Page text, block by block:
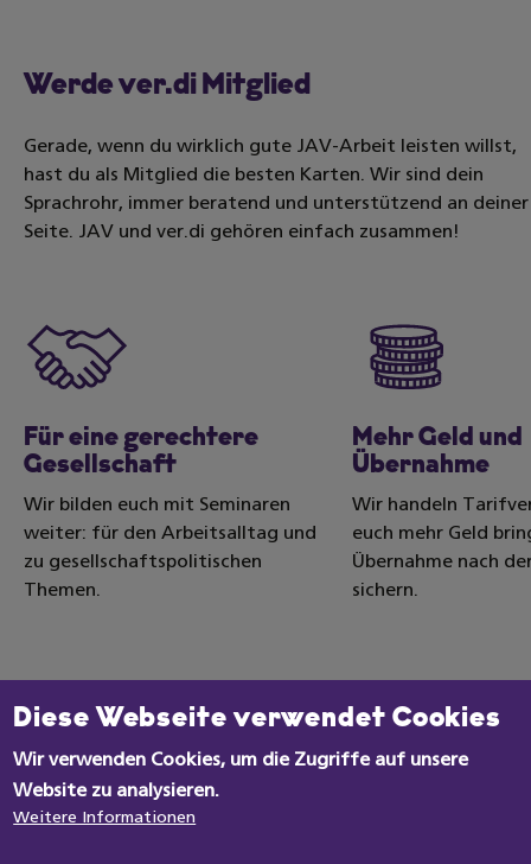
Werde ver.di Mitglied
Gerade, wenn du wirklich gute JAV-Arbeit leisten willst,
hast du als Mitglied die besten Karten. Wir sind dein
Sprachrohr, immer beratend und unterstützend an deiner
Seite. JAV und ver.di gehören einfach zusammen!
Für eine gerechtere
Gesellschaft
Wir bilden euch mit Seminaren
weiter: für den Arbeitsalltag und
zu gesellschaftspolitischen
Themen.
Mehr Geld und
Übernahme
Wir handeln
euch mehr Geld
Übernahme nach
sichern.
JETZT ANMELDEN
Diese Webseite verwendet Cookies
Wir verwenden Cookies, um die Zugriffe auf unsere
Website zu analysieren.
Weitere Informationen